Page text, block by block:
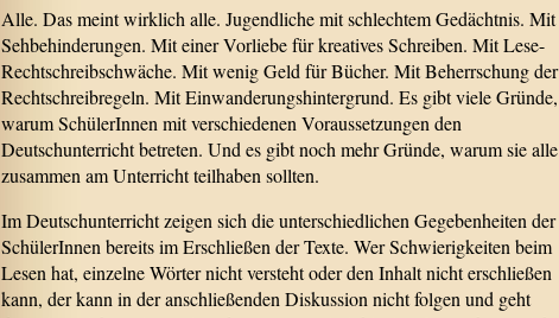
Alle. Das meint wirklich alle. Jugendliche mit schlechtem Gedächtnis. Mit
Sehbehinderungen. Mit einer Vorliebe für kreatives Schreiben. Mit Lese-
Rechtschreibschwäche. Mit wenig Geld für Bücher. Mit Beherrschung der
Rechtschreibregeln. Mit Einwanderungshintergrund. Es gibt viele Gründe,
warum SchülerInnen mit verschiedenen Voraussetzungen den
Deutschunterricht betreten. Und es gibt noch mehr Gründe, warum sie alle
zusammen am Unterricht teilhaben sollten.
Im Deutschunterricht zeigen sich die unterschiedlichen Gegebenheiten der
SchülerInnen bereits im Erschließen der Texte. Wer Schwierigkeiten beim
Lesen hat, einzelne Wörter nicht versteht oder den Inhalt nicht erschließen
kann, der kann in der anschließenden Diskussion nicht folgen und geht